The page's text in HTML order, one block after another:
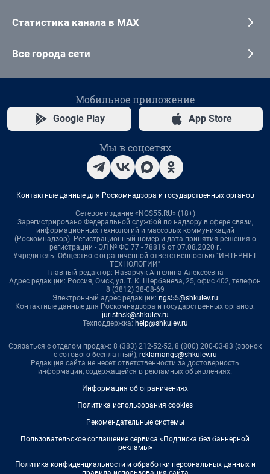
Статистика канала в MAX
Все города сети
Мобильное приложение
Google Play App Store
Мы в соцсетях
Контактные данные для Роскомнадзора и государственных органов
Сетевое издание «NGS55.RU» (18+)
Зарегистрировано Федеральной службой по надзору в сфере связи,
информационных технологий и массовых коммуникаций
(Роскомнадзор). Регистрационный номер и дата принятия решения о
регистрации - ЭЛ № ФС 77 - 78819 от 07.08.2020 г.
Учредитель: Общество с ограниченной ответственностью "ИНТЕРНЕТ
ТЕХНОЛОГИИ"
Главный редактор: Назарчук Ангелина Алексеевна
Адрес редакции: Россия, Омск, ул. Т. К. Щербанева, 25, офис 402, телефон
8 (3812) 38-08-69
Электронный адрес редакции: ngs55@shkulev.ru
Контактные данные для Роскомнадзора и государственных органов:
juristnsk@shkulev.ru
Техподдержка: help@shkulev.ru
Связаться с отделом продаж: 8 (383) 212-52-52, 8 (800) 200-03-83 (звонок
с сотового бесплатный), reklamangs@shkulev.ru
Редакция сайта не несет ответственности за достоверность
информации, содержащейся в рекламных объявлениях.
Информация об ограничениях
Политика использования cookies
Рекомендательные системы
Пользовательское соглашение сервиса «Подписка без баннерной
рекламы»
Политика конфиденциальности и обработки персональных данных и